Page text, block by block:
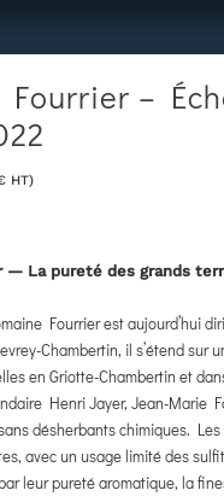
Fourrier –
HT)
— La pureté des grands
Fourrier est aujourd’hui
Chambertin, il s’étend sur
en Griotte-Chambertin et
Henri Jayer, Jean-Marie
désherbants chimiques.
avec un usage limité des
leur pureté aromatique, la